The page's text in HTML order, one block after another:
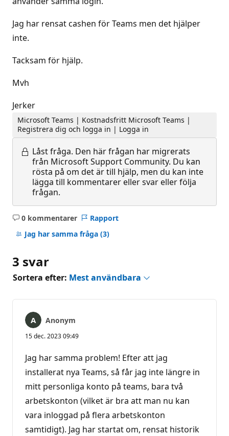
Jag har rensat cashen för Teams men det hjälper
inte.
Tacksam för hjälp.
Mvh
Jerker
Microsoft Teams | Kostnadsfritt Microsoft Teams |
Registrera dig och logga in | Logga in
Låst fråga. Den här frågan har migrerats
från Microsoft Support Community. Du kan
rösta på om det är till hjälp, men du kan inte
lägga till kommentarer eller svar eller följa
frågan.
0 kommentarer
Inga
kommentarer
Rapport
Jag har samma fråga (3)
3 svar
Sortera efter: Mest användbara
Anonym
15 dec. 2023 09:49
Jag har samma problem! Efter att jag
installerat nya Teams, så får jag inte längre in
mitt personliga konto på teams, bara två
arbetskonton (vilket är bra att man nu kan
vara inloggad på flera arbetskonton
samtidigt). Jag har startat om, rensat historik